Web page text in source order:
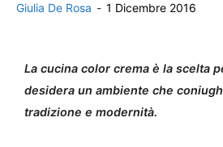
Giulia De Rosa - 1 Dicembre 2016
La cucina color crema è la scelta
desidera un ambiente che
tradizione e modernità.